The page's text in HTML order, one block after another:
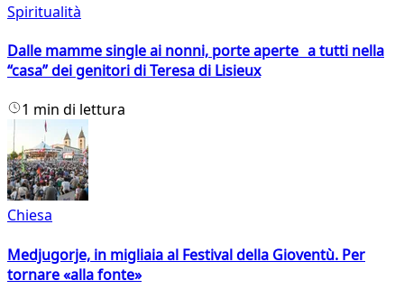
Spiritualità
Dalle mamme single ai nonni, porte aperte a tutti nella
“casa” dei genitori di Teresa di Lisieux
1 min di lettura
Chiesa
Medjugorje, in migliaia al Festival della Gioventù. Per
tornare «alla fonte»